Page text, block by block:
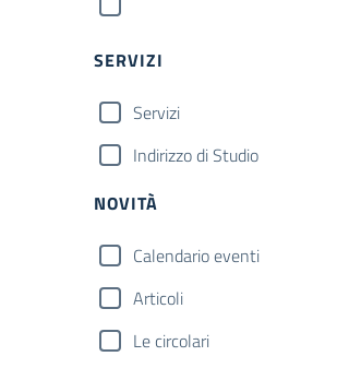
SERVIZI
Servizi
Indirizzo di Studio
NOVITÀ
Calendario eventi
Articoli
Le circolari